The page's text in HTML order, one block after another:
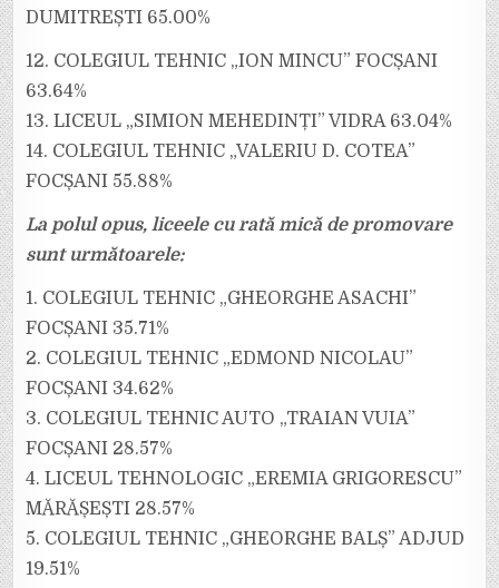
DUMITREȘTI 65.00%
12. COLEGIUL TEHNIC „ION MINCU” FOCȘANI
63.64%
13. LICEUL „SIMION MEHEDINȚI” VIDRA 63.04%
14. COLEGIUL TEHNIC „VALERIU D. COTEA”
FOCȘANI 55.88%
La polul opus, liceele cu rată mică de promovare
sunt următoarele:
1. COLEGIUL TEHNIC „GHEORGHE ASACHI”
FOCȘANI 35.71%
2. COLEGIUL TEHNIC „EDMOND NICOLAU”
FOCȘANI 34.62%
3. COLEGIUL TEHNIC AUTO „TRAIAN VUIA”
FOCȘANI 28.57%
4. LICEUL TEHNOLOGIC „EREMIA GRIGORESCU”
MĂRĂȘEȘTI 28.57%
5. COLEGIUL TEHNIC „GHEORGHE BALȘ” ADJUD
19.51%